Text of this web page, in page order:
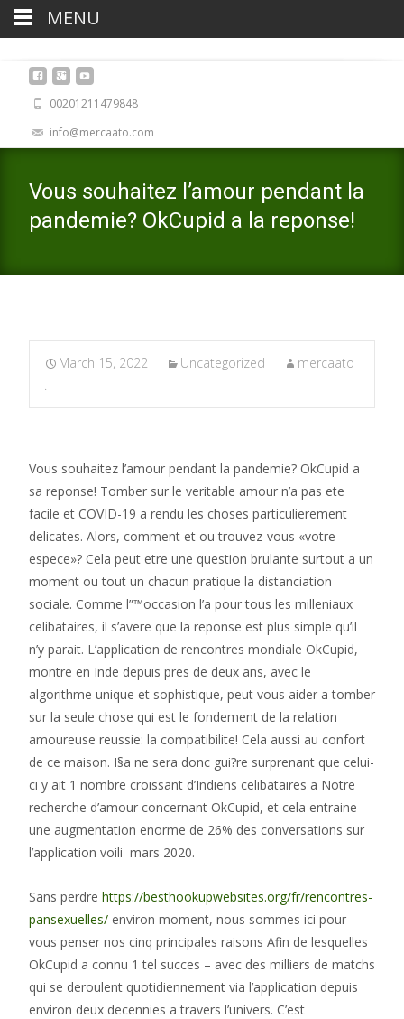
00201211479848
info@mercaato.com
Vous souhaitez l’amour pendant la
pandemie? OkCupid a la reponse!
March 15, 2022 Uncategorized
mercaato
.
Vous souhaitez l’amour pendant la pandemie? OkCupid a
sa reponse! Tomber sur le veritable amour n’a pas ete
facile et COVID-19 a rendu les choses particulierement
delicates. Alors, comment et ou trouvez-vous «votre
espece»? Cela peut etre une question brulante surtout a un
moment ou tout un chacun pratique la distanciation
sociale. Comme l”™occasion l’a pour tous les milleniaux
celibataires, il s’avere que la reponse est plus simple qu’il
n’y parait. L’application de rencontres mondiale OkCupid,
montre en Inde depuis pres de deux ans, avec le
algorithme unique et sophistique, peut vous aider a tomber
sur la seule chose qui est le fondement de la relation
amoureuse reussie: la compatibilite! Cela aussi au confort
de ce maison. I§a ne sera donc gui?re surprenant que celui-
ci y ait 1 nombre croissant d’Indiens celibataires a Notre
recherche d’amour concernant OkCupid, et cela entraine
une augmentation enorme de 26% des conversations sur
l’application voili mars 2020.
Sans perdre https://besthookupwebsites.org/fr/rencontres-
pansexuelles/ environ moment, nous sommes ici pour
vous penser nos cinq principales raisons Afin de lesquelles
OkCupid a connu 1 tel succes – avec des milliers de matchs
qui se deroulent quotidiennement via l’application depuis
environ deux decennies a travers l’univers. C’est
MENU